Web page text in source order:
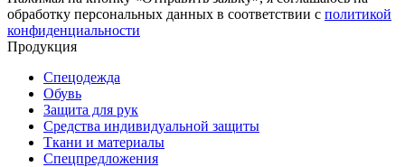
обработку персональных данных в соответствии с политикой
конфиденциальности
Продукция
Спецодежда
Обувь
Защита для рук
Средства индивидуальной защиты
Ткани и материалы
Спецпредложения